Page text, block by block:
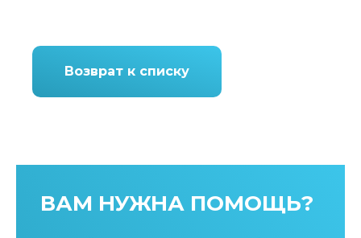
Возврат к списку
ВАМ НУЖНА ПОМОЩЬ?